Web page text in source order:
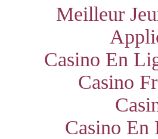
Meilleur
Casino En
Casino
Casino En